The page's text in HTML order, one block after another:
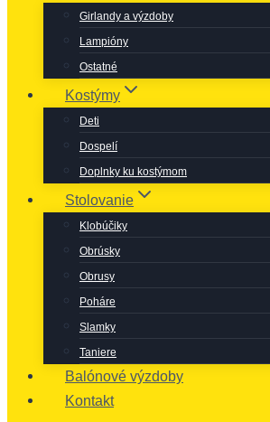
Girlandy a výzdoby
Lampióny
Ostatné
Kostýmy
Deti
Dospelí
Doplnky ku kostýmom
Stolovanie
Klobúčiky
Obrúsky
Obrusy
Poháre
Slamky
Taniere
Balónové výzdoby
Kontakt